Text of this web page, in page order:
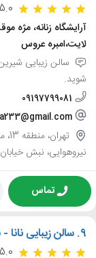
5.0
آرایشگاه زنانه،
لایت،امبره عروس
سالن زیبایی
شوید.
09197799081
نیروهوایی، نبش خیابان نهاوندی،
تماس
9. سالن زیبایی
5.0